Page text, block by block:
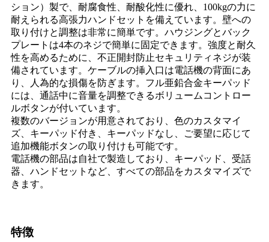
ション）製で、耐腐食性、耐酸化性に優れ、100kgの力に
耐えられる高張力ハンドセットを備えています。壁への
取り付けと調整は非常に簡単です。ハウジングとバック
プレートは4本のネジで簡単に固定できます。強度と耐久
性を高めるために、不正開封防止セキュリティネジが装
備されています。ケーブルの挿入口は電話機の背面にあ
り、人為的な損傷を防ぎます。フル亜鉛合金キーパッド
には、通話中に音量を調整できるボリュームコントロー
ルボタンが付いています。
複数のバージョンが用意されており、色のカスタマイ
ズ、キーパッド付き、キーパッドなし、ご要望に応じて
追加機能ボタンの取り付けも可能です。
電話機の部品は自社で製造しており、キーパッド、受話
器、ハンドセットなど、すべての部品をカスタマイズで
きます。
特徴